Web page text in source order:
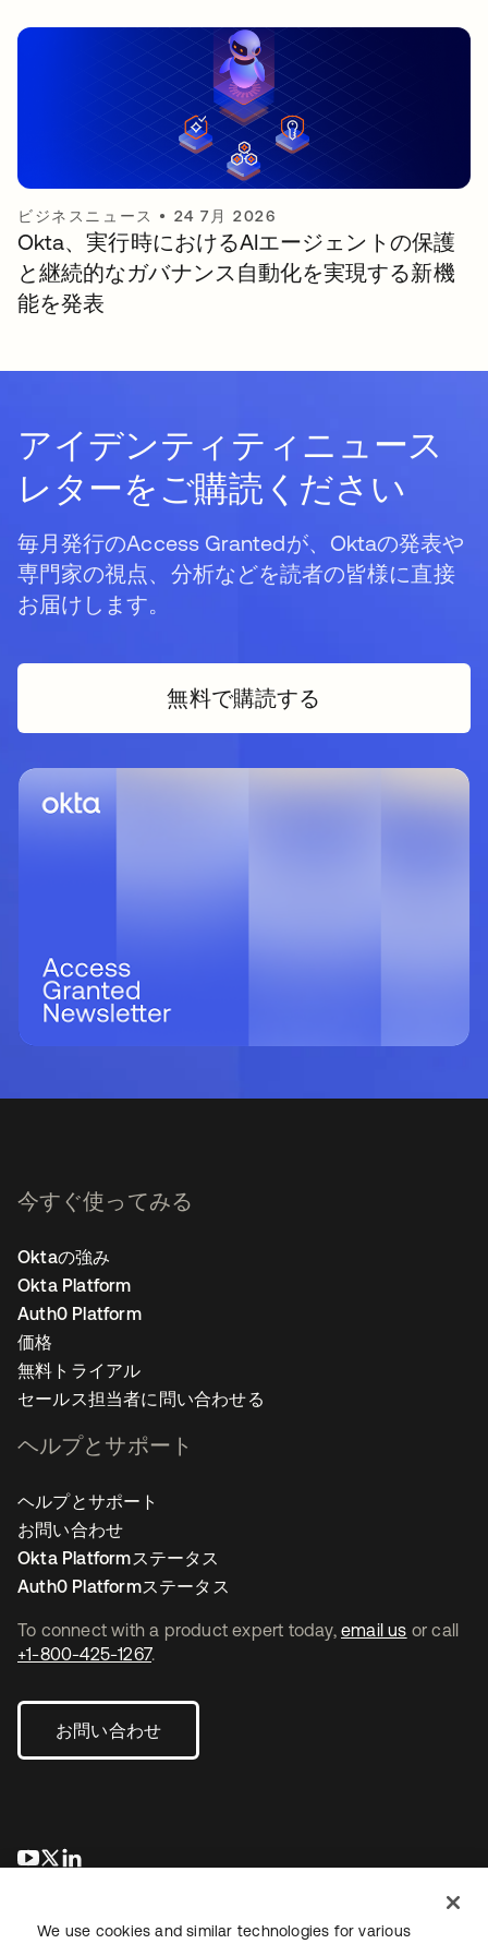
ビジネスニュース • 24 7月 2026
Okta、実行時におけるAIエージェントの保護
と継続的なガバナンス自動化を実現する新機
能を発表
アイデンティティニュース
レターをご購読ください
毎月発行のAccess Grantedが、Oktaの発表や
専門家の視点、分析などを読者の皆様に直接
お届けします。
無料で購読する新しいタブで開く
To connect with a product expert today, email us or call
+1-800-425-1267.
お問い合わせ
新しいタブで開く
新しいタブで開く
今すぐ使ってみる
Oktaの強み
Okta Platform
Auth0 Platform
価格
無料トライアル
セールス担当者に問い合わせる
ヘルプとサポート
ヘルプとサポート
お問い合わせ
Okta Platformステータス
Auth0 Platformステータス
We use cookies and similar technologies for various